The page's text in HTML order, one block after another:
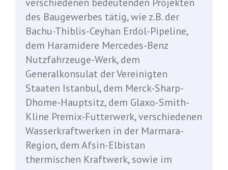
des Baugewerbes tätig, wie z.B. der
Bachu-Thiblis-Ceyhan Erdöl-Pipeline,
dem Haramidere Mercedes-Benz
Nutzfahrzeuge-Werk, dem
Generalkonsulat der Vereinigten
Staaten Istanbul, dem Merck-Sharp-
Dhome-Hauptsitz, dem Glaxo-Smith-
Kline Premix-Futterwerk, verschiedenen
Wasserkraftwerken in der Marmara-
Region, dem Afsin-Elbistan
thermischen Kraftwerk, sowie im